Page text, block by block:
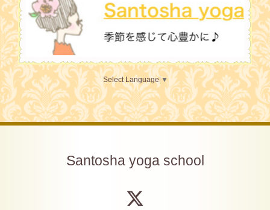
Select Language ▼
Santosha yoga school